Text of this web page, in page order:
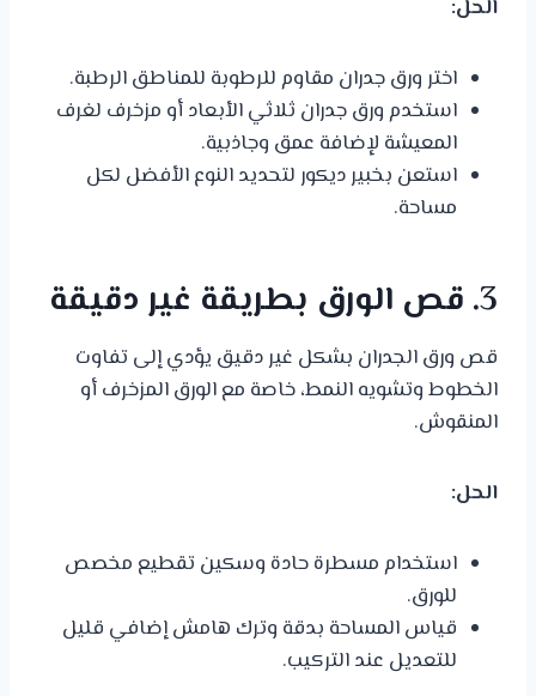
الحل:
اختر ورق جدران مقاوم للرطوبة للمناطق الرطبة.
استخدم ورق جدران ثلاثي الأبعاد أو مزخرف لغرف
المعيشة لإضافة عمق وجاذبية.
استعن بخبير ديكور لتحديد النوع الأفضل لكل
مساحة.
3. قص الورق بطريقة غير دقيقة
قص ورق الجدران بشكل غير دقيق يؤدي إلى تفاوت
الخطوط وتشويه النمط، خاصة مع الورق المزخرف أو
المنقوش.
الحل:
استخدام مسطرة حادة وسكين تقطيع مخصص
للورق.
قياس المساحة بدقة وترك هامش إضافي قليل
للتعديل عند التركيب.